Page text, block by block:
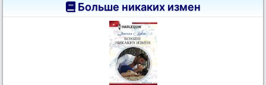
Больше никаких измен